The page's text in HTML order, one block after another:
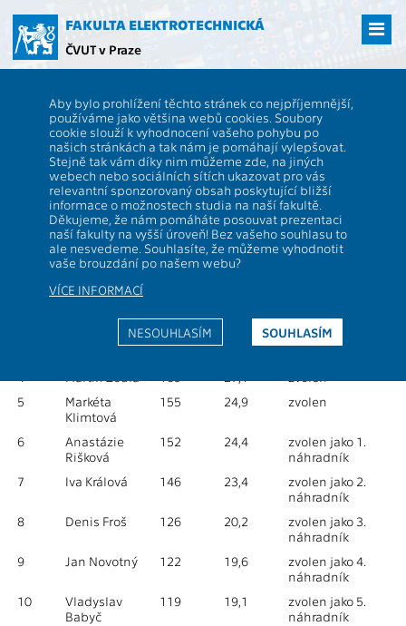
hlavní
obsah
FAKULTA ELEKTROTECHNICKÁ
ČVUT v Praze
Aby bylo prohlížení těchto stránek co nejpříjemnější,
používáme jako většina webů cookies. Soubory
cookie slouží k vyhodnocení vašeho pohybu po
našich stránkách a tak nám je pomáhají vylepšovat.
Stejně tak vám díky nim můžeme zde, na jiných
webech nebo sociálních sítích ukazovat pro vás
relevantní sponzorovaný obsah poskytující bližší
informace o možnostech studia na naší fakultě.
Děkujeme, že nám pomáháte posouvat prezentaci
naší fakulty na vyšší úroveň! Bez vašeho souhlasu to
ale nesvedeme. Souhlasíte, že můžeme vyhodnotit
vaše brouzdání po našem webu?
VÍCE INFORMACÍ
SOUHLASÍM
NESOUHLASÍM
Výsledky voleb do AS FEL
Volební obvod Studenti:
Hlasování se zúčastnilo 623 z 3008 (20,7%) hlasujících. Z
toho se zdrželo: 17
Pořadí Jméno
Počet
hlasu
Procenta Výsledek
Martin Šťastný
194 zvolen
5
Markéta
Klimtová
155 24,9 zvolen
6
Anastázie
Rišková
152 24,4
zvolen jako 1.
náhradník
7
Iva Králová 146 23,4
zvolen jako 2.
náhradník
8
Denis Froš 126 20,2
zvolen jako 3.
náhradník
9
Jan Novotný 122 19,6
zvolen jako 4.
náhradník
10
Vladyslav
Babyč
119 19,1
zvolen jako 5.
náhradník